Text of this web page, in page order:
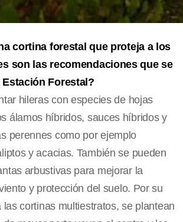
cortina forestal que proteja a los
son las recomendaciones que se
Forestal?
hileras con especies de hojas
álamos híbridos, sauces híbridos y
perennes como por ejemplo
y acacias. También se pueden
arbustivas para mejorar la
y protección del suelo. Por su
las cortinas multiestratos, se plantean